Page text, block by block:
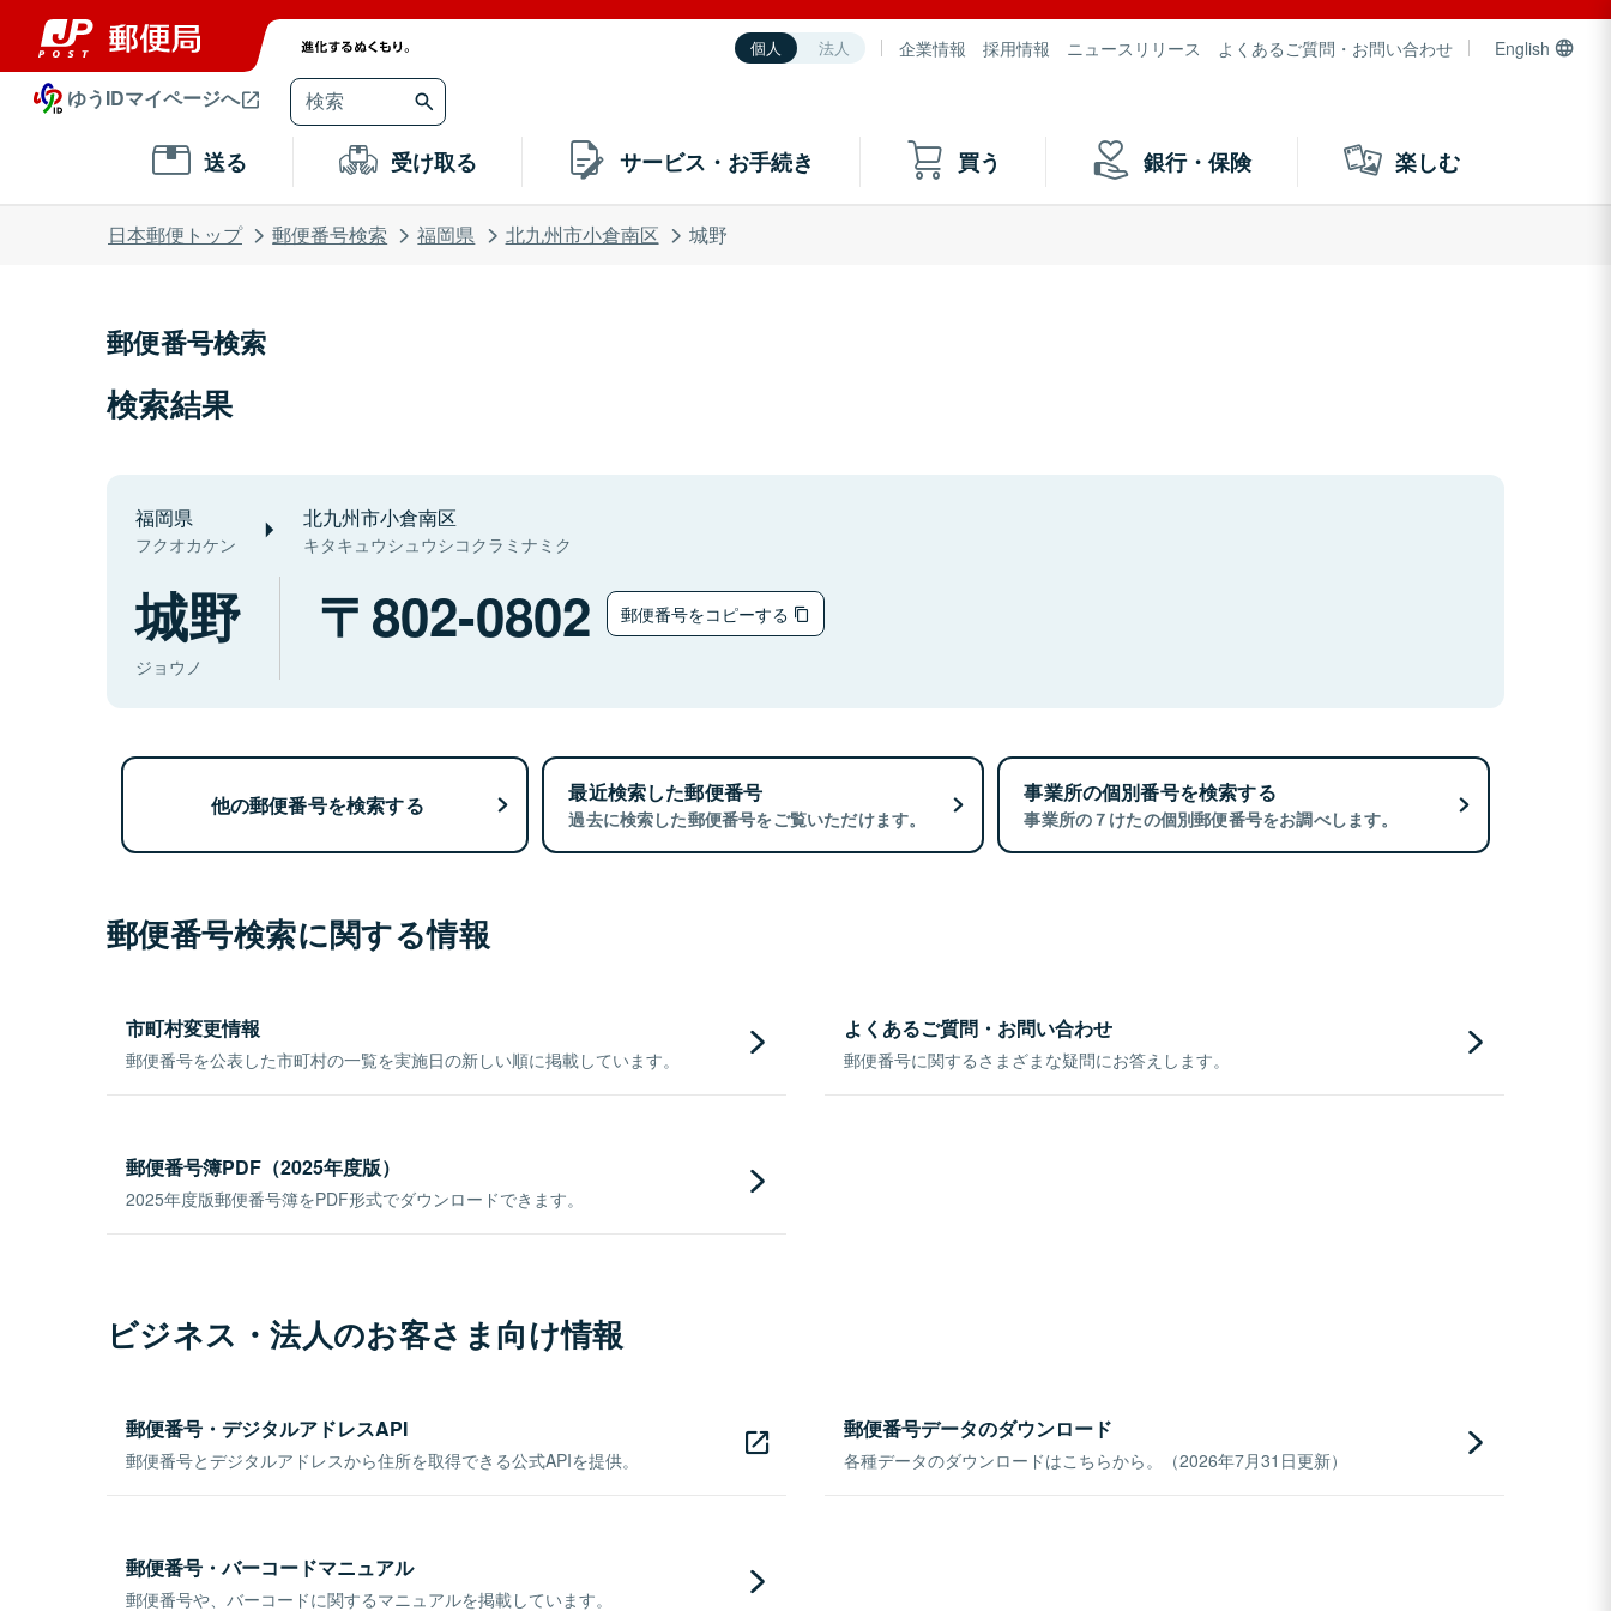
個人 法人 企業情報 採用情報 ニュースリリース よくあるご質問・お問い合わせ English
ゆうIDマイページへ
送る 受け取る サービス・お手続き 買う 銀行・保険 楽しむ
日本郵便トップ 郵便番号検索 福岡県 北九州市小倉南区 城野
郵便番号検索
検索結果
福岡県
フクオカケン
北九州市小倉南区
キタキュウシュウシコクラミナミク
城野
ジョウノ
802-0802 郵便番号をコピーする
他の郵便番号を検索する 最近検索した郵便番号
過去に検索した郵便番号をご覧いただけます。
事業所の個別番号を検索する
事業所の７けたの個別郵便番号をお調べします。
郵便番号検索に関する情報
市町村変更情報
郵便番号を公表した市町村の一覧を実施日の新しい順に掲載しています。
よくあるご質問・お問い合わせ
郵便番号に関するさまざまな疑問にお答えします。
郵便番号簿PDF（2025年度版）
2025年度版郵便番号簿をPDF形式でダウンロードできます。
ビジネス・法人のお客さま向け情報
郵便番号・デジタルアドレスAPI
郵便番号とデジタルアドレスから住所を取得できる公式APIを提供。
郵便番号データのダウンロード
各種データのダウンロードはこちらから。（2026年7月31日更新）
郵便番号・バーコードマニュアル
郵便番号や、バーコードに関するマニュアルを掲載しています。